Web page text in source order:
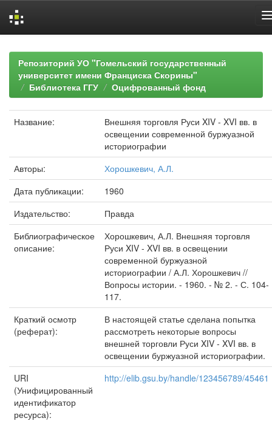
navigationРепозиторий УО "Гомельский государственный
университет имени Франциска Скорины"
Библиотека ГГУ
Оцифрованный фонд
Название:
Внешняя торговля Руси XIV - XVI вв. в
освещении современной буржуазной
историографии
Авторы:
Хорошкевич, А.Л.
Дата публикации:
1960
Издательство:
Правда
Библиографическое
описание:
Хорошкевич, А.Л. Внешняя торговля
Руси XIV - XVI вв. в освещении
современной буржуазной
историографии / А.Л. Хорошкевич //
Вопросы истории. - 1960. - № 2. - С. 104-
117.
Краткий осмотр
(реферат):
В настоящей статье сделана попытка
рассмотреть некоторые вопросы
внешней торговли Руси XIV - XVI вв. в
освещении буржуазной историографии.
URI
(Унифицированный
идентификатор
ресурса):
http://elib.gsu.by/handle/123456789/45461